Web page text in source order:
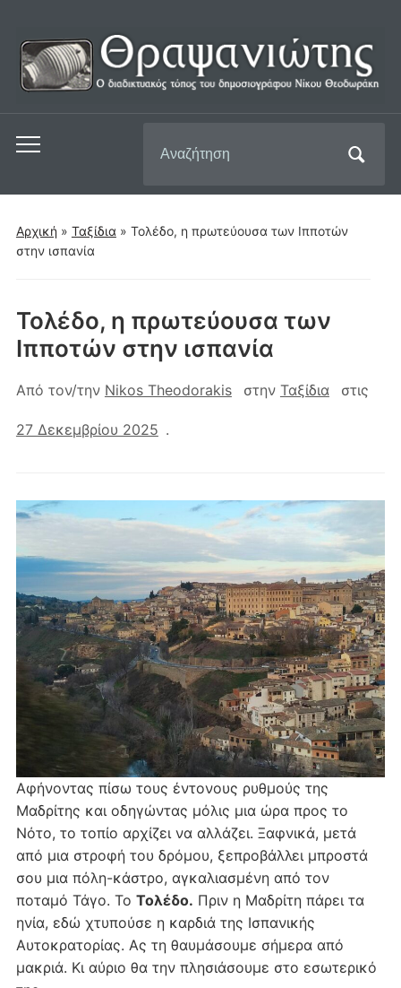
Εναλλαγή
μενού
για
κινητά
για:
Αρχική » Ταξίδια » Τολέδο, η πρωτεύουσα των Ιπποτών
στην ισπανία
Τολέδο, η πρωτεύουσα των
Ιπποτών στην ισπανία
Από τον/την Nikos Theodorakis στην Ταξίδια στις
27 Δεκεμβρίου 2025 .
Αφήνοντας πίσω τους έντονους ρυθμούς της
Μαδρίτης και οδηγώντας μόλις μια ώρα προς το
Νότο, το τοπίο αρχίζει να αλλάζει. Ξαφνικά, μετά
από μια στροφή του δρόμου, ξεπροβάλλει μπροστά
σου μια πόλη-κάστρο, αγκαλιασμένη από τον
ποταμό Τάγο. Το Τολέδο. Πριν η Μαδρίτη πάρει τα
ηνία, εδώ χτυπούσε η καρδιά της Ισπανικής
Αυτοκρατορίας. Ας τη θαυμάσουμε σήμερα από
μακριά. Κι αύριο θα την πλησιάσουμε στο εσωτερικό